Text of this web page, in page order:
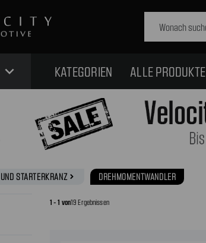
expand_more KATEGORIEN ALLE PRODUKTE
STARTERKRANZ navigate_next DREHMOMENTWANDLER
1 - 1 von19 Ergebnissen